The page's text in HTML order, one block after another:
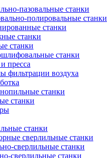
пазовальные станки
полировальные станки
станки
станки
станки
станки
пресса
фильтрации воздуха
станки
станки
станки
сверлильные станки
сверлильные станки
сверлильные станки